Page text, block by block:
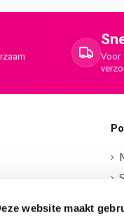
website maakt
Voor